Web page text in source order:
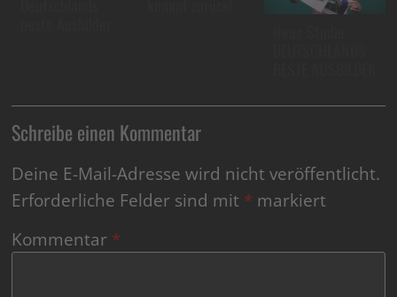
Schreibe einen Kommentar
Deine E-Mail-Adresse wird nicht veröffentlicht.
Erforderliche Felder sind mit * markiert
Kommentar *